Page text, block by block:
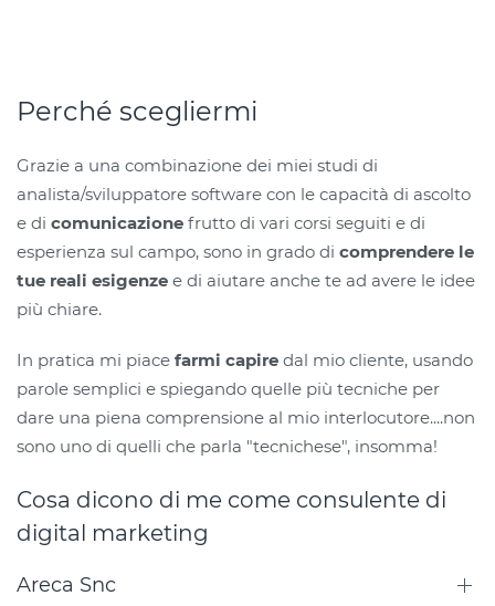
Perché scegliermi
Grazie a una combinazione dei miei studi di
analista/sviluppatore software con le capacità di ascolto
e di comunicazione frutto di vari corsi seguiti e di
esperienza sul campo, sono in grado di comprendere le
tue reali esigenze e di aiutare anche te ad avere le idee
più chiare.
In pratica mi piace farmi capire dal mio cliente, usando
parole semplici e spiegando quelle più tecniche per
dare una piena comprensione al mio interlocutore....non
sono uno di quelli che parla "tecnichese", insomma!
Cosa dicono di me come consulente di
digital marketing
Areca Snc